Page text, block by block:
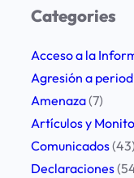
n
L
D
r
h
Categories
Acceso a la
Agresión a
Amenaza(7)
Artículos y
Comunicados(43)
Declaraciones